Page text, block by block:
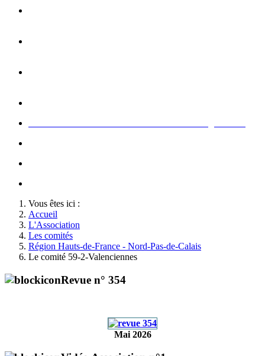
Vous êtes ici :
Accueil
L'Association
Les comités
Région Hauts-de-France - Nord-Pas-de-Calais
Le comité 59-2-Valenciennes
Revue n° 354
Mai 2026